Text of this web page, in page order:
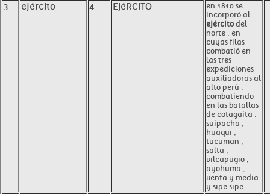
3 ejército 4 EJéRCITO
en 1810 se
incorporó al
ejércitodel
norte , en
cuyas filas
combatió en
las tres
expediciones
auxiliadoras al
alto perú ,
combatiendo
en las batallas
de cotagaita ,
suipacha ,
huaqui ,
tucumán ,
salta ,
vilcapugio ,
ayohuma ,
venta y media
y sipe sipe .